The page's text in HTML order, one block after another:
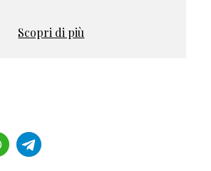
Scopri di più